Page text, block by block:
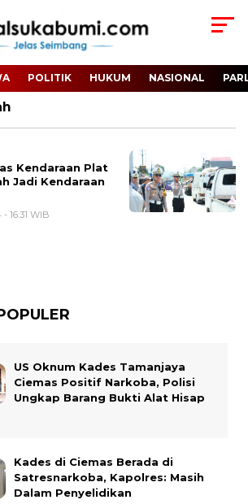
POLITIK HUKUM NASIONAL
Kendaraan Plat
Jadi Kendaraan
16:31 WIB
US Oknum Kades Tamanjaya
Ciemas Positif Narkoba, Polisi
Ungkap Barang Bukti Alat Hisap
Kades di Ciemas Berada di
Satresnarkoba, Kapolres: Masih
Dalam Penyelidikan